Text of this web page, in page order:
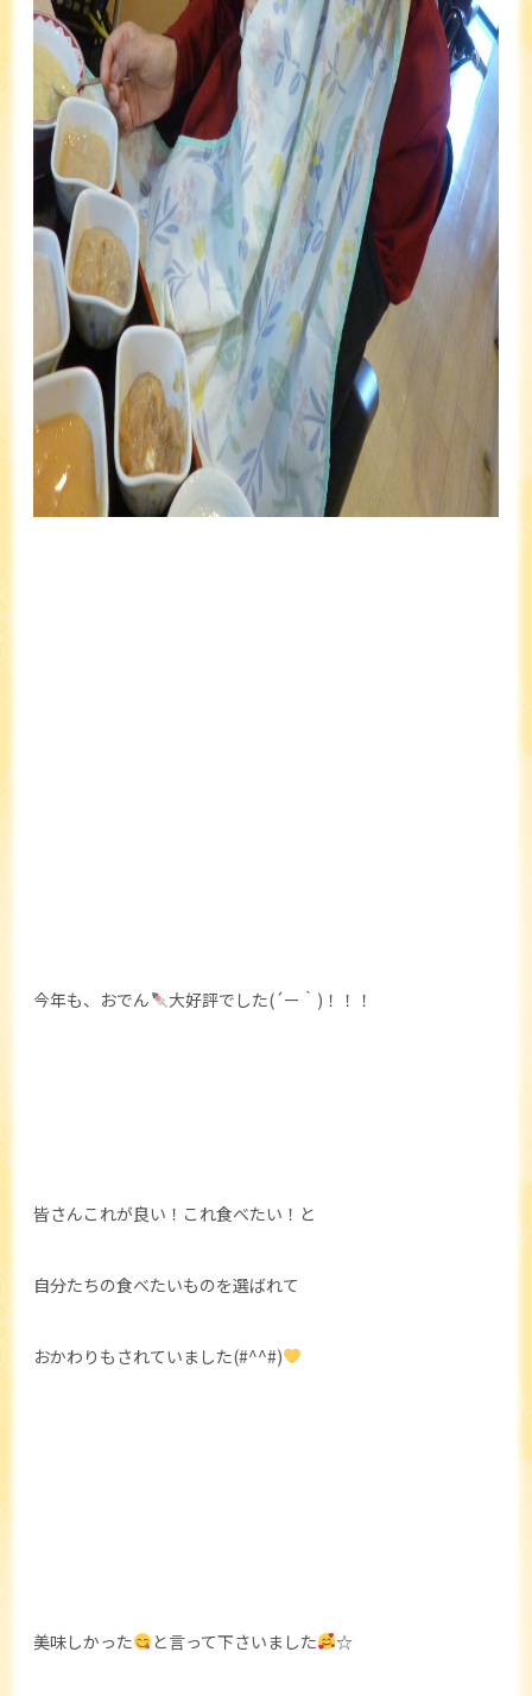
今年も、おでん 大好評でした(´ー｀)！！！
皆さんこれが良い！これ食べたい！と
自分たちの食べたいものを選ばれて
おかわりもされていました(#^^#)
美味しかった と言って下さいました ☆